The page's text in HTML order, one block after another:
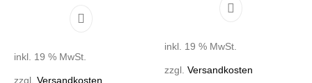
inkl. 19 % MwSt.
zzgl.Versandkosten
inkl. 19 % MwSt.
zzgl. Versandkosten